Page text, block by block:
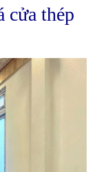
cửa thép